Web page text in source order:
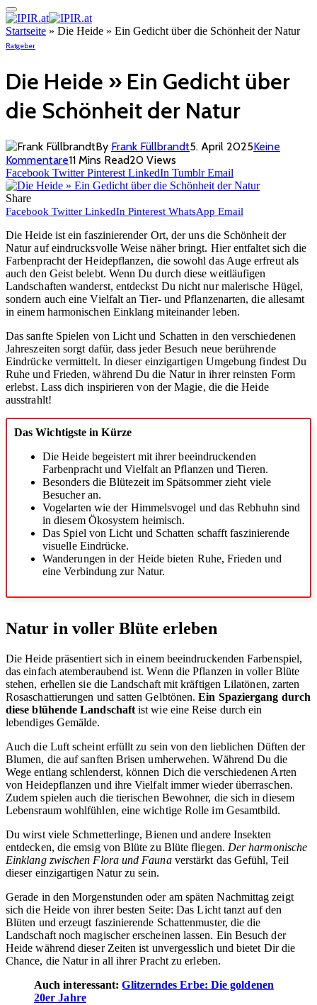
Startseite » Die Heide » Ein Gedicht über die Schönheit der Natur
Ratgeber
Die Heide » Ein Gedicht über
die Schönheit der Natur
By Frank Füllbrandt5. April 2025Keine
Kommentare11 Mins Read20 Views
Facebook Twitter Pinterest LinkedIn Tumblr Email
Share
Facebook Twitter LinkedIn Pinterest WhatsApp Email
Die Heide ist ein faszinierender Ort, der uns die Schönheit der
Natur auf eindrucksvolle Weise näher bringt. Hier entfaltet sich die
Farbenpracht der Heidepflanzen, die sowohl das Auge erfreut als
auch den Geist belebt. Wenn Du durch diese weitläufigen
Landschaften wanderst, entdeckst Du nicht nur malerische Hügel,
sondern auch eine Vielfalt an Tier- und Pflanzenarten, die allesamt
in einem harmonischen Einklang miteinander leben.
Das sanfte Spielen von Licht und Schatten in den verschiedenen
Jahreszeiten sorgt dafür, dass jeder Besuch neue berührende
Eindrücke vermittelt. In dieser einzigartigen Umgebung findest Du
Ruhe und Frieden, während Du die Natur in ihrer reinsten Form
erlebst. Lass dich inspirieren von der Magie, die die Heide
ausstrahlt!
Das Wichtigste in Kürze
Die Heide begeistert mit ihrer beeindruckenden
Farbenpracht und Vielfalt an Pflanzen und Tieren.
Besonders die Blütezeit im Spätsommer zieht viele
Besucher an.
Vogelarten wie der Himmelsvogel und das Rebhuhn sind
in diesem Ökosystem heimisch.
Das Spiel von Licht und Schatten schafft faszinierende
visuelle Eindrücke.
Wanderungen in der Heide bieten Ruhe, Frieden und
eine Verbindung zur Natur.
Natur in voller Blüte erleben
Die Heide präsentiert sich in einem beeindruckenden Farbenspiel,
das einfach atemberaubend ist. Wenn die Pflanzen in voller Blüte
stehen, erhellen sie die Landschaft mit kräftigen Lilatönen, zarten
Rosaschattierungen und satten Gelbtönen.Ein Spaziergang durch
diese blühende Landschaft ist wie eine Reise durch ein
lebendiges Gemälde.
Auch die Luft scheint erfüllt zu sein von den lieblichen Düften der
Blumen, die auf sanften Brisen umherwehen. Während Du die
Wege entlang schlenderst, können Dich die verschiedenen Arten
von Heidepflanzen und ihre Vielfalt immer wieder überraschen.
Zudem spielen auch die tierischen Bewohner, die sich in diesem
Lebensraum wohlfühlen, eine wichtige Rolle im Gesamtbild.
Du wirst viele Schmetterlinge, Bienen und andere Insekten
entdecken, die emsig von Blüte zu Blüte fliegen. Der harmonische
Einklang zwischen Flora und Faunaverstärkt das Gefühl, Teil
dieser einzigartigen Natur zu sein.
Gerade in den Morgenstunden oder am späten Nachmittag zeigt
sich die Heide von ihrer besten Seite: Das Licht tanzt auf den
Blüten und erzeugt faszinierende Schattenmuster, die die
Landschaft noch magischer erscheinen lassen. Ein Besuch der
Heide während dieser Zeiten ist unvergesslich und bietet Dir die
Chance, die Natur in all ihrer Pracht zu erleben.
Auch interessant:Glitzerndes Erbe: Die goldenen
20er Jahre